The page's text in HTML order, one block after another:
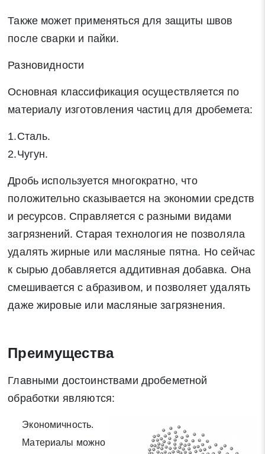
Также может применяться для защиты швов
после сварки и пайки.
Разновидности
Основная классификация осуществляется по
материалу изготовления частиц для дробемета:
1.Сталь.
2.Чугун.
Дробь используется многократно, что
положительно сказывается на экономии средств
и ресурсов. Справляется с разными видами
загрязнений. Старая технология не позволяла
удалять жирные или масляные пятна. Но сейчас
к сырью добавляется аддитивная добавка. Она
смешивается с абразивом, и позволяет удалять
даже жировые или масляные загрязнения.
Преимущества
Главными достоинствами дробеметной
обработки являются:
Экономичность.
Материалы можно